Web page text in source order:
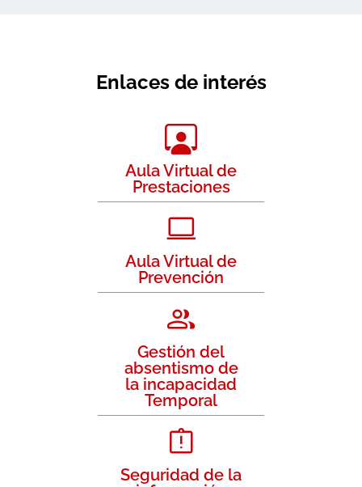
Enlaces de interés
Aula Virtual de
Prestaciones
Aula Virtual de
Prevención
Gestión del
absentismo de
la incapacidad
Temporal
Seguridad de la